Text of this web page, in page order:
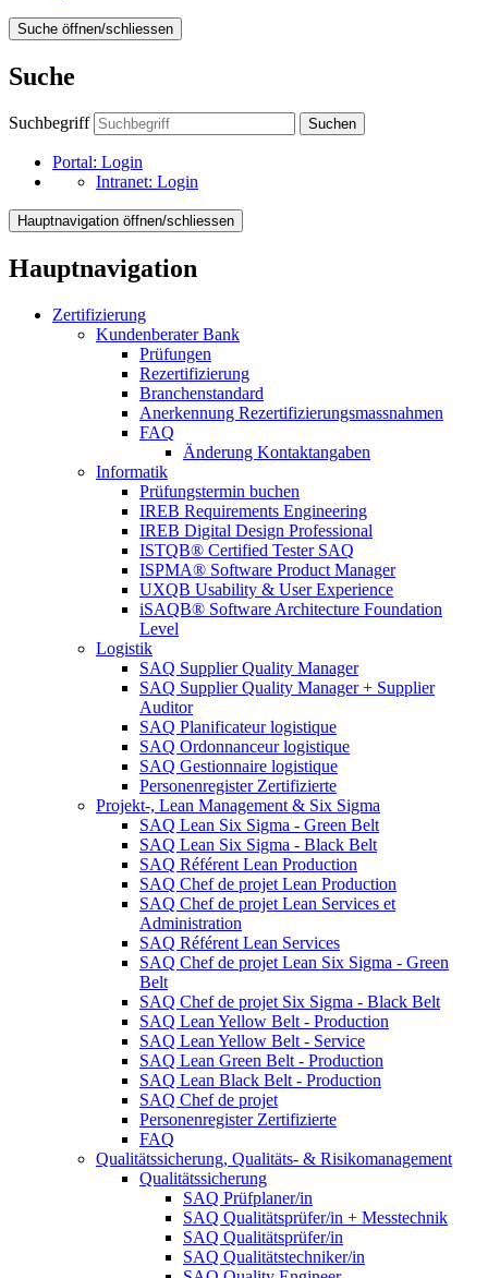
Suche öffnen/schliessen
Suche
Suchbegriff Suchen
Portal: Login
Intranet: Login
Hauptnavigation öffnen/schliessen
Hauptnavigation
Zertifizierung
Kundenberater Bank
Prüfungen
Rezertifizierung
Branchenstandard
Anerkennung Rezertifizierungsmassnahmen
FAQ
Änderung Kontaktangaben
Informatik
Prüfungstermin buchen
IREB Requirements Engineering
IREB Digital Design Professional
ISTQB® Certified Tester SAQ
ISPMA® Software Product Manager
UXQB Usability & User Experience
iSAQB® Software Architecture Foundation
Level
Logistik
SAQ Supplier Quality Manager
SAQ Supplier Quality Manager + Supplier
Auditor
SAQ Planificateur logistique
SAQ Ordonnanceur logistique
SAQ Gestionnaire logistique
Personenregister Zertifizierte
Projekt-, Lean Management & Six Sigma
SAQ Lean Six Sigma - Green Belt
SAQ Lean Six Sigma - Black Belt
SAQ Référent Lean Production
SAQ Chef de projet Lean Production
SAQ Chef de projet Lean Services et
Administration
SAQ Référent Lean Services
SAQ Chef de projet Lean Six Sigma - Green
Belt
SAQ Chef de projet Six Sigma - Black Belt
SAQ Lean Yellow Belt - Production
SAQ Lean Yellow Belt - Service
SAQ Lean Green Belt - Production
SAQ Lean Black Belt - Production
SAQ Chef de projet
Personenregister Zertifizierte
FAQ
Qualitätssicherung, Qualitäts- & Risikomanagement
Qualitätssicherung
SAQ Prüfplaner/in
SAQ Qualitätsprüfer/in + Messtechnik
SAQ Qualitätsprüfer/in
SAQ Qualitätstechniker/in